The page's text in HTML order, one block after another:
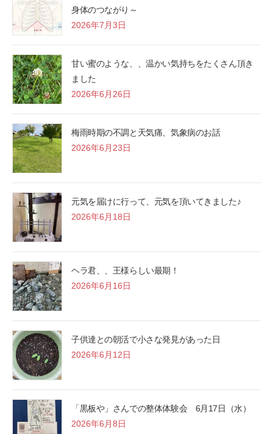
身体のつながり～
2026年7月3日
甘い蜜のような、、温かい気持ちをたくさん頂き
ました
2026年6月26日
梅雨時期の不調と天気痛、気象病のお話
2026年6月23日
元気を届けに行って、元気を頂いてきました♪
2026年6月18日
ヘラ君、、王様らしい最期！
2026年6月16日
子供達との朝活で小さな発見があった日
2026年6月12日
「黒板や」さんでの整体体験会 6月17日（水）
2026年6月8日